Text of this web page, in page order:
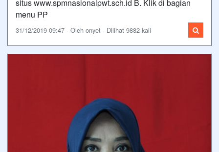
situs www.spmnasionalpwt.sch.id B. Klik di bagian
menu PP
31/12/2019 09:47 - Oleh onyet - Dilihat 9882 kali